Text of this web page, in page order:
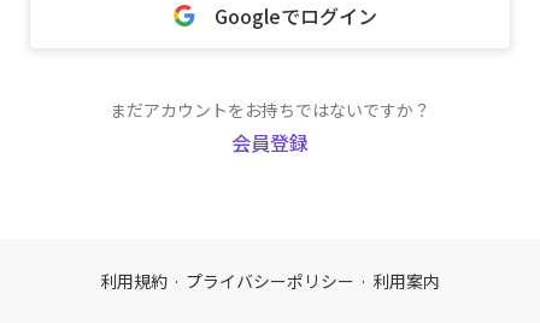
Googleでログイン
まだアカウントをお持ちではないですか？
会員登録
利用規約 · プライバシーポリシー · 利用案内